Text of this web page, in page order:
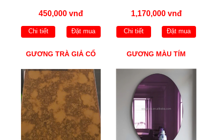
450,000 vnđ
Chi tiết Đặt mua
1,170,000 vnđ
Chi tiết Đặt mua
GƯƠNG TRÀ GIẢ CỔ GƯƠNG MÀU TÍM